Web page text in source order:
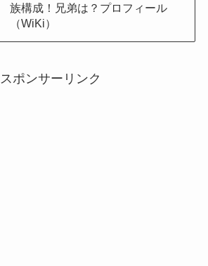
族構成！兄弟は？プロフィール
（WiKi）
スポンサーリンク